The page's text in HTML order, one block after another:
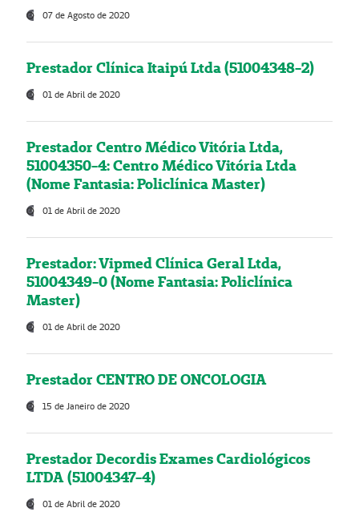
07 de Agosto de 2020
Prestador Clínica Itaipú Ltda (51004348-2)
01 de Abril de 2020
Prestador Centro Médico Vitória Ltda,
51004350-4: Centro Médico Vitória Ltda
(Nome Fantasia: Policlínica Master)
01 de Abril de 2020
Prestador: Vipmed Clínica Geral Ltda,
51004349-0 (Nome Fantasia: Policlínica
Master)
01 de Abril de 2020
Prestador CENTRO DE ONCOLOGIA
15 de Janeiro de 2020
Prestador Decordis Exames Cardiológicos
LTDA (51004347-4)
01 de Abril de 2020